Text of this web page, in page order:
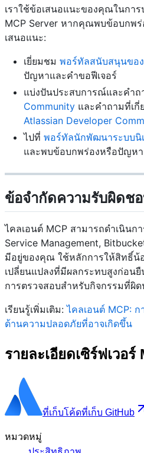
เราใช้ข้อเสนอแนะของคุณในการ
MCP Server หากคุณพบข้อบกพ
เสนอแนะ:
เยี่ยมชม พอร์ทัลสนับสนุนขอ
ปัญหาและคำขอฟีเจอร์
แบ่งปันประสบการณ์และคำ
Community และคำถามที่เ
Atlassian Developer
ไปที่ พอร์ทัลนักพัฒนาระบบนิ
และพบข้อบกพร่องหรือปัญห
ข้อจำกัดความรับผิดช
ไคลเอนต์ MCP สามารถดำเนินก
Service Management,
มีอยู่ของคุณ ใช้หลักการให้สิทธิ์น้
เปลี่ยนแปลงที่มีผลกระทบสูงก่อน
การตรวจสอบสำหรับกิจกรรมที่ผิ
เรียนรู้เพิ่มเติม:ไคลเอนต์ MCP: ก
ด้านความปลอดภัยที่อาจเกิดขึ้น
รายละเอียดเซิร์ฟเวอร์
ที่เก็บโค้ดที่เก็บ GitHub
หมวดหมู่